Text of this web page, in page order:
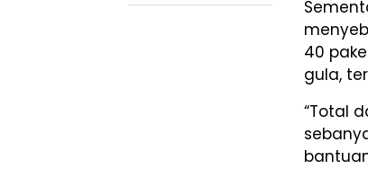
40
gula,
“Total